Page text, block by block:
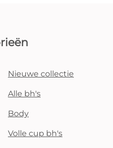
Nieuwe collectie
Alle bh's
Body
Volle cup bh's